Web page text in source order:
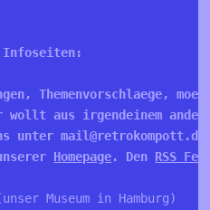
Infoseiten:
Themenvorschlaege,
wollt aus irgendeinem
unter
Homepage. Den RSS